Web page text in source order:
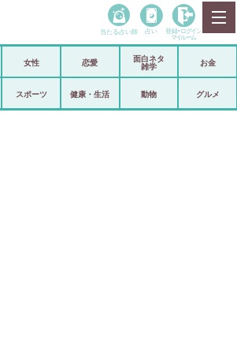
政治
当たる占い師 占い 登録• ログイン
マイルーム
女性 恋愛
面白ネタ
雑学
お金
スポーツ 健康・生活 動物 グルメ